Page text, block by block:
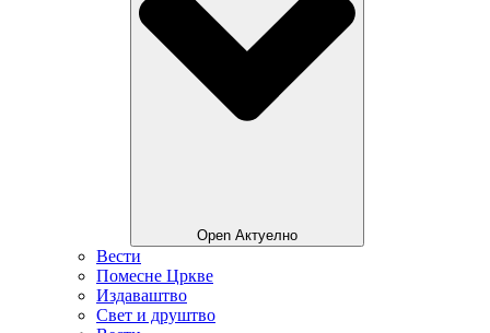
Open Актуелно
Вести
Помесне Цркве
Издаваштво
Свет и друштво